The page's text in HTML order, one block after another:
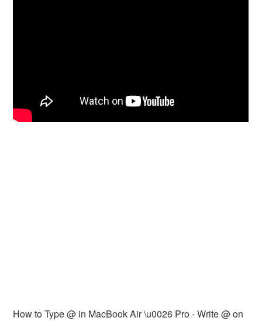
How to Type @ in MacBook Air \u0026 Pro - Write @ on